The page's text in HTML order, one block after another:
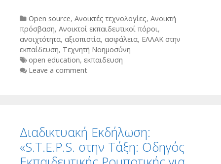
Categories
Open source, Ανοικτές τεχνολογίες, Ανοικτή
πρόσβαση, Ανοικτοί εκπαιδευτικοί πόροι,
ανοιχτότητα, αξιοπιστία, ασφάλεια, ΕΛΛΑΚ στην
εκπαίδευση, Τεχνητή Νοημοσύνη
Tags
open education, εκπαιδευση
Leave a comment
Διαδικτυακή Εκδήλωση:
«S.T.E.P.S. στην Τάξη: Οδηγός